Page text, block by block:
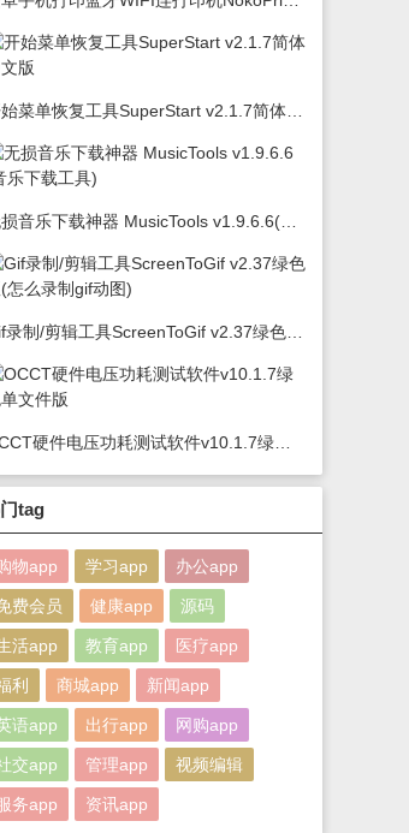
tag
物app 学习app 办公app
费会员 健康app 源码
活app 教育app 医疗app
利 商城app 新闻app
语app 出行app 网购app
交app 管理app 视频编辑
务app 资讯app